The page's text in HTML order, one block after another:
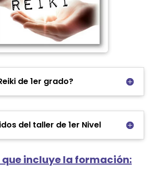
de 1er grado?
del taller de 1er Nivel
incluye la formación: